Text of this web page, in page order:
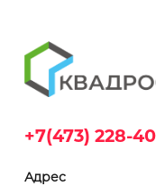
+7(473) 228-
Адрес